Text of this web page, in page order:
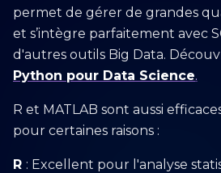
permet de gérer de grandes
et s’intègre parfaitement avec
d'autres outils Big Data.
Python pour Data Science.
R et MATLAB sont aussi
pour certaines raisons :
R : Excellent pour l'analyse